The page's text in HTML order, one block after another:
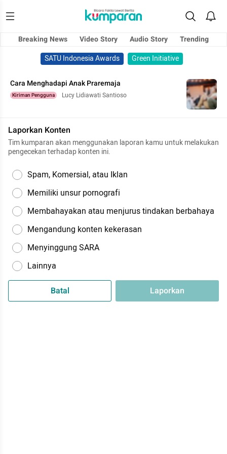
Breaking News Video Story Audio Story
Trending
SATU Indonesia Awards
Green Initiative
Cara Menghadapi Anak Praremaja
Kiriman Pengguna Lucy Lidiawati Santioso
Laporkan Konten
Tim kumparan akan menggunakan laporan kamu untuk melakukan
pengecekan terhadap konten ini.
Spam, Komersial, atau Iklan
Memiliki unsur pornografi
Membahayakan atau menjurus tindakan berbahaya
Mengandung konten kekerasan
Menyinggung SARA
Lainnya
Batal Laporkan